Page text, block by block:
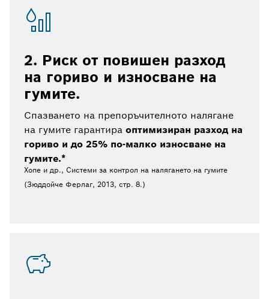
2. Риск от повишен разход
на гориво и износване на
гумите.
Спазването на препоръчителното налягане
на гумите гарантира оптимизиран разход на
гориво и до 25% по-малко износване на
гумите.*
Хопе и др., Системи за контрол на налягането на гумите
(Зюддойче Ферлаг, 2013, стр. 8.)